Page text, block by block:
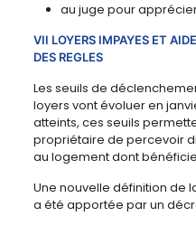
au juge pour
VII LOYERS IMPAYES ET
DES REGLES
Les seuils de
loyers vont évoluer en
atteints, ces seuils
propriétaire de percevoir
au logement dont
Une nouvelle définition de
a été apportée par un